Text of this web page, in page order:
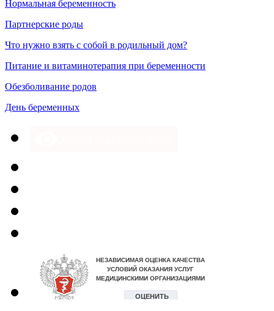
Нормальная беременность
Партнерские роды
Что нужно взять с собой в родильный дом?
Питание и витаминотерапия при беременности
Обезболивание родов
День беременных